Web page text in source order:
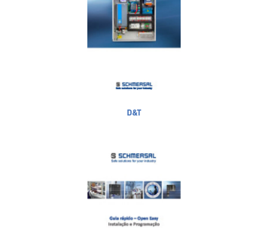
D&T